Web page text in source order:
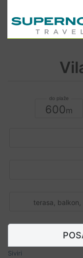
600
terasa,
Siviri